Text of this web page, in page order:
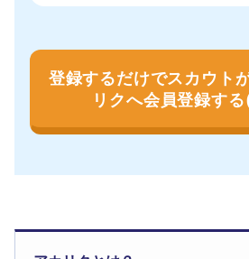
登録するだけでスカウト
リクへ会員登録す